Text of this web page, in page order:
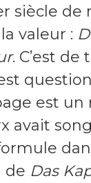
siècle de
valeur :
. C’est de
est
avait
de Das